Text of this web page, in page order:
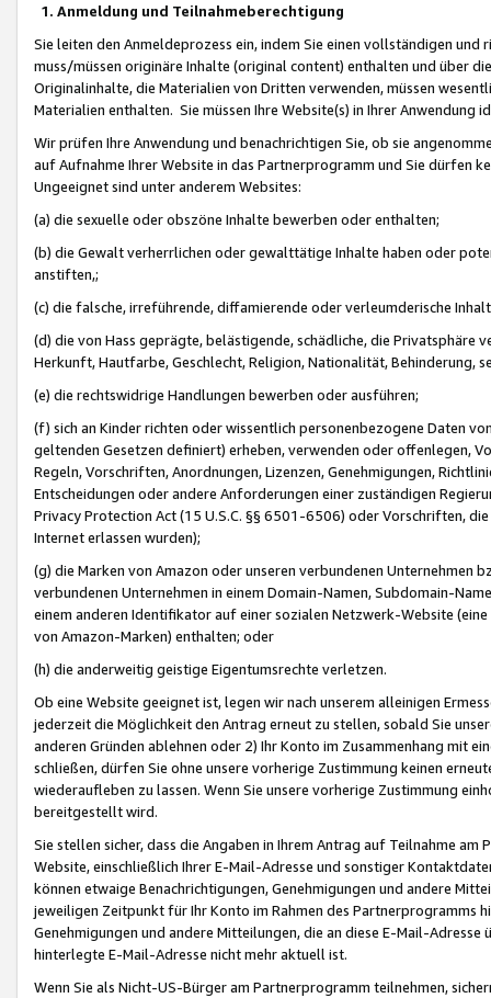
1. Anmeldung und Teilnahmeberechtigung
Sie leiten den Anmeldeprozess ein, indem Sie einen vollständigen
muss/müssen originäre Inhalte (original content) enthalten und über
Originalinhalte, die Materialien von Dritten verwenden, müssen
Materialien enthalten. Sie müssen Ihre Website(s) in Ihrer Anwendung
Wir prüfen Ihre Anwendung und benachrichtigen Sie, ob sie
auf Aufnahme Ihrer Website in das Partnerprogramm und Sie dürfen
Ungeeignet sind unter anderem Websites:
(a) die sexuelle oder obszöne Inhalte bewerben oder enthalten;
(b) die Gewalt verherrlichen oder gewalttätige Inhalte haben oder
anstiften,;
(c) die falsche, irreführende, diffamierende oder verleumderische
(d) die von Hass geprägte, belästigende, schädliche, die Privatsphäre
Herkunft, Hautfarbe, Geschlecht, Religion, Nationalität, Behinderung,
(e) die rechtswidrige Handlungen bewerben oder ausführen;
(f) sich an Kinder richten oder wissentlich personenbezogene Daten
geltenden Gesetzen definiert) erheben, verwenden oder offenlegen,
Regeln, Vorschriften, Anordnungen, Lizenzen, Genehmigungen,
Entscheidungen oder andere Anforderungen einer zuständigen
Privacy Protection Act (15 U.S.C. §§ 6501-6506) oder Vorschriften,
Internet erlassen wurden);
(g) die Marken von Amazon oder unseren verbundenen Unternehmen
verbundenen Unternehmen in einem Domain-Namen, Subdomain-
einem anderen Identifikator auf einer sozialen Netzwerk-Website
von Amazon-Marken) enthalten; oder
(h) die anderweitig geistige Eigentumsrechte verletzen.
Ob eine Website geeignet ist, legen wir nach unserem alleinigen
jederzeit die Möglichkeit den Antrag erneut zu stellen, sobald Sie
anderen Gründen ablehnen oder 2) Ihr Konto im Zusammenhang mit
schließen, dürfen Sie ohne unsere vorherige Zustimmung keinen
wiederaufleben zu lassen. Wenn Sie unsere vorherige Zustimmung
bereitgestellt wird.
Sie stellen sicher, dass die Angaben in Ihrem Antrag auf Teilnahme
Website, einschließlich Ihrer E-Mail-Adresse und sonstiger
können etwaige Benachrichtigungen, Genehmigungen und andere
jeweiligen Zeitpunkt für Ihr Konto im Rahmen des Partnerprogramms
Genehmigungen und andere Mitteilungen, die an diese E-Mail-
hinterlegte E-Mail-Adresse nicht mehr aktuell ist.
Wenn Sie als Nicht-US-Bürger am Partnerprogramm teilnehmen,